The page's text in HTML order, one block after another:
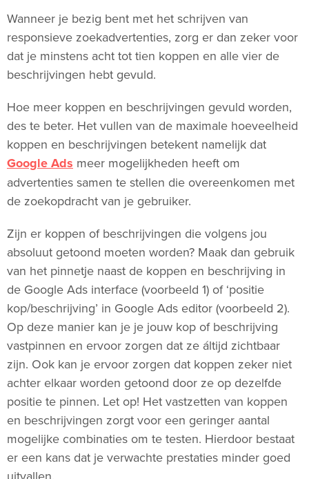
Wanneer je bezig bent met het schrijven van
responsieve zoekadvertenties, zorg er dan zeker voor
dat je minstens acht tot tien koppen en alle vier de
beschrijvingen hebt gevuld.
Hoe meer koppen en beschrijvingen gevuld worden,
des te beter. Het vullen van de maximale hoeveelheid
koppen en beschrijvingen betekent namelijk dat
Google Ads meer mogelijkheden heeft om
advertenties samen te stellen die overeenkomen met
de zoekopdracht van je gebruiker.
Zijn er koppen of beschrijvingen die volgens jou
absoluut getoond moeten worden? Maak dan gebruik
van het pinnetje naast de koppen en beschrijving in
de Google Ads interface (voorbeeld 1) of ‘positie
kop/beschrijving’ in Google Ads editor (voorbeeld 2).
Op deze manier kan je je jouw kop of beschrijving
vastpinnen en ervoor zorgen dat ze áltijd zichtbaar
zijn. Ook kan je ervoor zorgen dat koppen zeker niet
achter elkaar worden getoond door ze op dezelfde
positie te pinnen. Let op! Het vastzetten van koppen
en beschrijvingen zorgt voor een geringer aantal
mogelijke combinaties om te testen. Hierdoor bestaat
er een kans dat je verwachte prestaties minder goed